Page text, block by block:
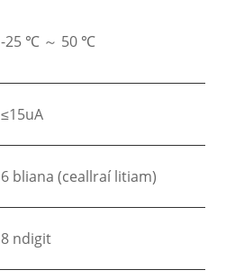
-25 ℃ ～ 50 ℃
≤15uA
6 bliana (ceallraí litiam)
8 ndigit